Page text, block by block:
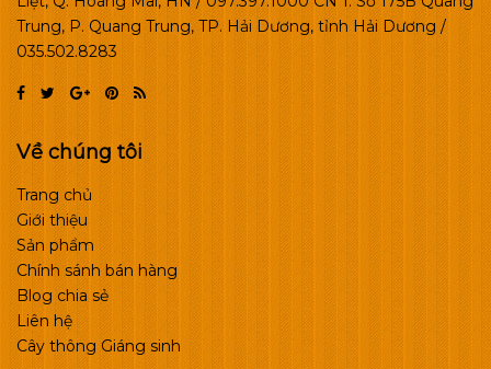
Trung, P. Quang Trung, TP. Hải Dương, tỉnh Hải Dương /
035.502.8283
Về chúng tôi
Trang chủ
Giới thiệu
Sản phẩm
Chính sánh bán hàng
Blog chia sẻ
Liên hệ
Cây thông Giáng sinh